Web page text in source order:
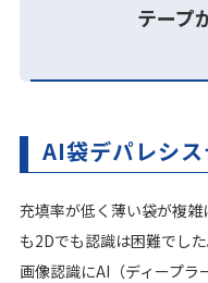
テープ
AI袋デパレシ
充填率が低く薄い袋が複
も2Dでも認識は困難でし
画像認識にAI（ディープ